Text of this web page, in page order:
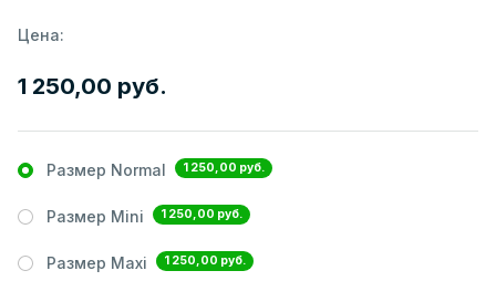
Цена:
1 250,00 руб.
Размер Normal 1 250,00 руб.
Размер Mini 1 250,00 руб.
Размер Maxi 1 250,00 руб.